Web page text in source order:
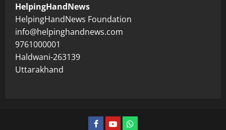
HelpingHandNews
HelpingHandNews Foundation
info@helpinghandnews.com
9761000001
Haldwani-263139
Uttarakhand